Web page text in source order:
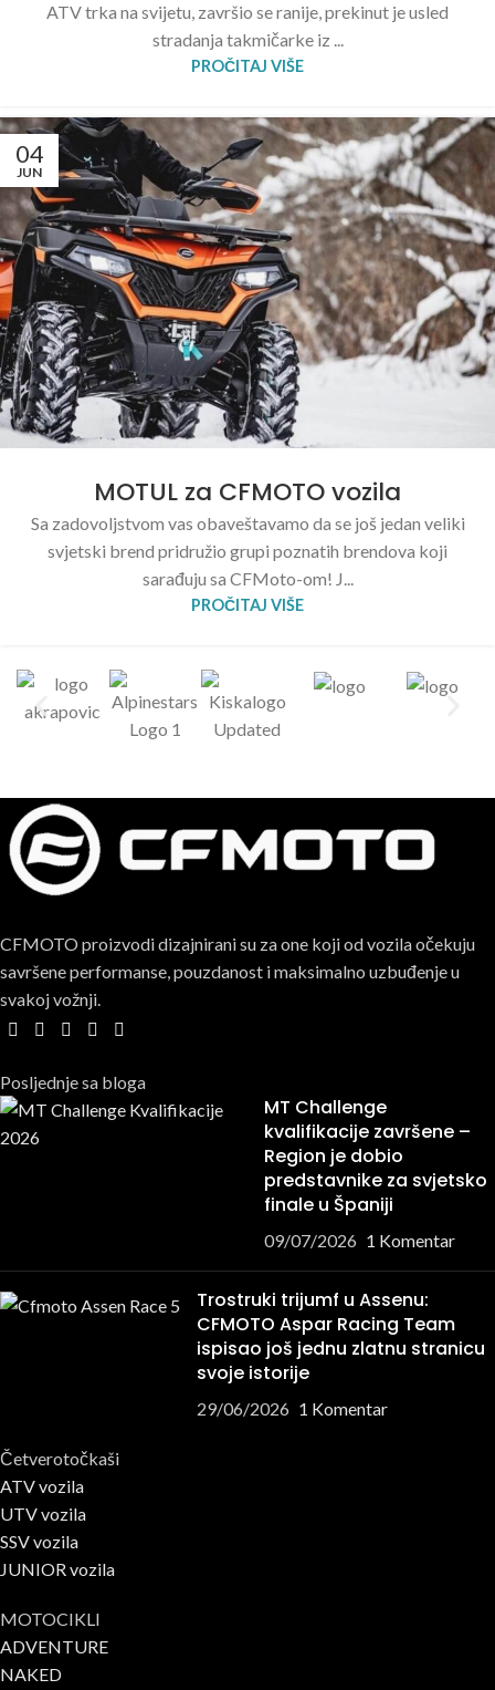
ATV trka na svijetu, završio se ranije, prekinut je usled
stradanja takmičarke iz ...
PROČITAJ VIŠE
04
JUN
MOTUL za CFMOTO vozila
Sa zadovoljstvom vas obaveštavamo da se još jedan veliki
svjetski brend pridružio grupi poznatih brendova koji
sarađuju sa CFMoto-om! J...
PROČITAJ VIŠE
CFMOTO proizvodi dizajnirani su za one koji od vozila očekuju
savršene performanse, pouzdanost i maksimalno uzbuđenje u
svakoj vožnji.
Posljednje sa bloga
MT Challenge
kvalifikacije završene –
Region je dobio
predstavnike za svjetsko
finale u Španiji
09/07/2026 1 Komentar
Trostruki trijumf u Assenu:
CFMOTO Aspar Racing Team
ispisao još jednu zlatnu stranicu
svoje istorije
29/06/2026 1 Komentar
Četverotočkaši
ATV vozila
UTV vozila
SSV vozila
JUNIOR vozila
MOTOCIKLI
ADVENTURE
NAKED